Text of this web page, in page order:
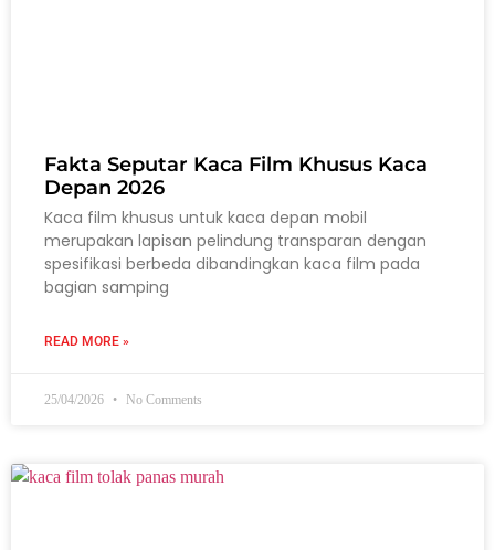
Fakta Seputar Kaca Film Khusus Kaca
Depan 2026
Kaca film khusus untuk kaca depan mobil
merupakan lapisan pelindung transparan dengan
spesifikasi berbeda dibandingkan kaca film pada
bagian samping
READ MORE »
25/04/2026 No Comments